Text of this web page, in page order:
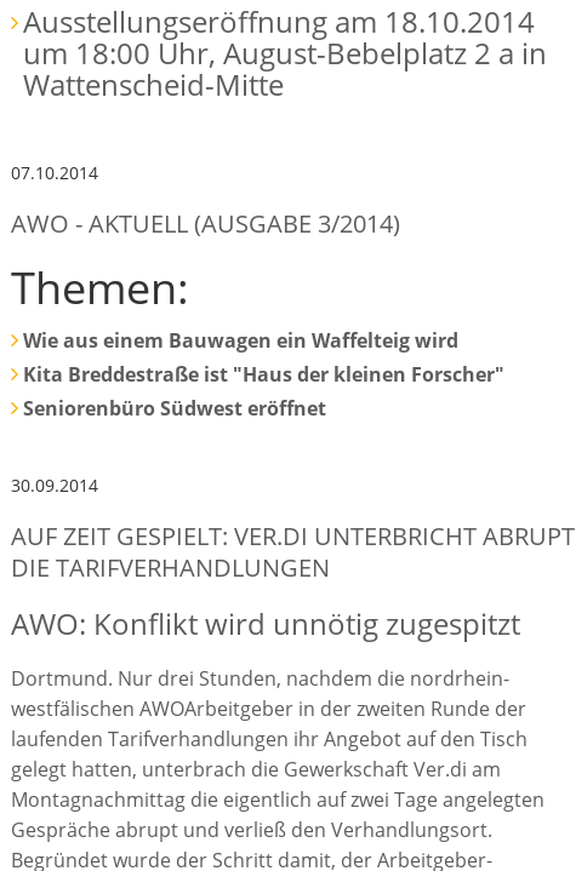
Ausstellungseröffnung am 18.10.2014
um 18:00 Uhr, August-Bebelplatz 2 a in
Wattenscheid-Mitte
07.10.2014
AWO - AKTUELL (AUSGABE 3/2014)
Themen:
Wie aus einem Bauwagen ein Waffelteig wird
Kita Breddestraße ist "Haus der kleinen Forscher"
Seniorenbüro Südwest eröffnet
30.09.2014
AUF ZEIT GESPIELT: VER.DI UNTERBRICHT ABRUPT
DIE TARIFVERHANDLUNGEN
AWO: Konflikt wird unnötig zugespitzt
Dortmund. Nur drei Stunden, nachdem die nordrhein-
westfälischen AWOArbeitgeber in der zweiten Runde der
laufenden Tarifverhandlungen ihr Angebot auf den Tisch
gelegt hatten, unterbrach die Gewerkschaft Ver.di am
Montagnachmittag die eigentlich auf zwei Tage angelegten
Gespräche abrupt und verließ den Verhandlungsort.
Begründet wurde der Schritt damit, der Arbeitgeber-